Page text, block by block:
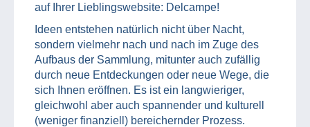
auf Ihrer Lieblingswebsite: Delcampe!
Ideen entstehen natürlich nicht über Nacht,
sondern vielmehr nach und nach im Zuge des
Aufbaus der Sammlung, mitunter auch zufällig
durch neue Entdeckungen oder neue Wege, die
sich Ihnen eröffnen. Es ist ein langwieriger,
gleichwohl aber auch spannender und kulturell
(weniger finanziell) bereichernder Prozess.